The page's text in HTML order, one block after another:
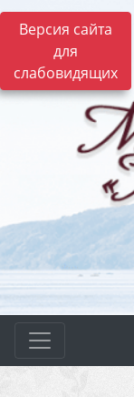
Версия сайта
для
слабовидящих